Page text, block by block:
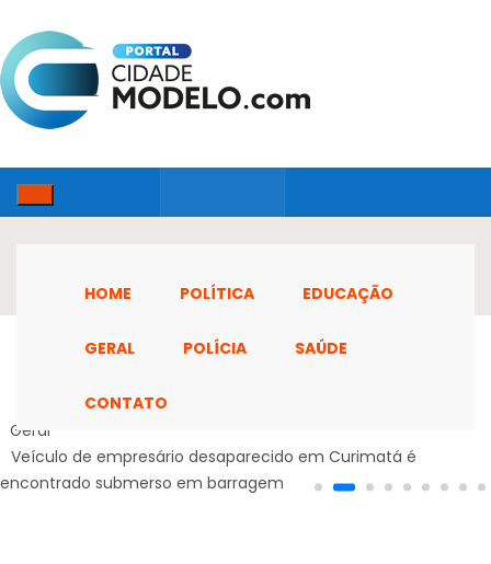
HOME POLÍTICA EDUCAÇÃO
GERAL POLÍCIA SAÚDE
CONTATO
Geral
Veículo de empresário desaparecido em Curimatá é
encontrado submerso em barragem